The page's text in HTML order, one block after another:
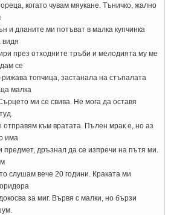
когато чувам мяукане. Тъничко, жално
и дланите ми потъват в малка купчинка
видя
през отходните тръби и мелодията му ме
се
топчица, застанала на стъпалата
малка
ми се свива. Не мога да оставя
отправям към вратата. Пълен мрак е, но аз
има
предмет, дръзнал да се изпречи на пътя ми.
слушам вече 20 години. Краката ми
за миг. Вървя с малки, но бързи